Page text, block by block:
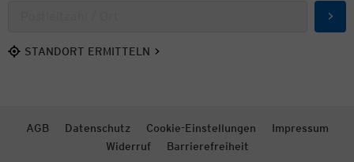
STANDORT ERMITTELN
AGB Datenschutz Cookie-Einstellungen
Impressum
Widerruf
Barrierefreiheit